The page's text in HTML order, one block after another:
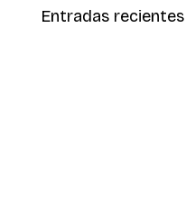
Entradas recientes